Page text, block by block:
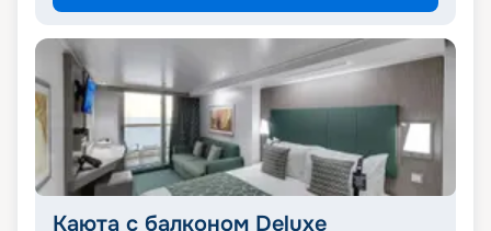
Каюта с балконом Deluxe